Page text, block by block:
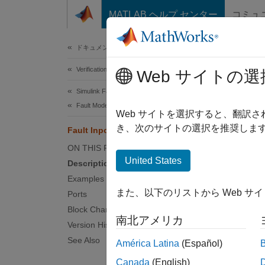
コンテンツへスキップ
MATLAB ヘルプ センター コミュ
ドキュメンテーションのホーム
Verification, Validation, and Test
Simulink Fault Analyzer
Fault Modeling
Fault Inport
ON THIS PAGE
Description
Examples
Ports
Block Characteristics
Version History
See Also
Since
Fault
from
Web サイトの選
Web サイトを選択すると、翻訳
き、次のサイトの選択を推奨しま
United States
また、以下のリストから Web サ
南北アメリカ
América Latina (Español)
Canada (English)